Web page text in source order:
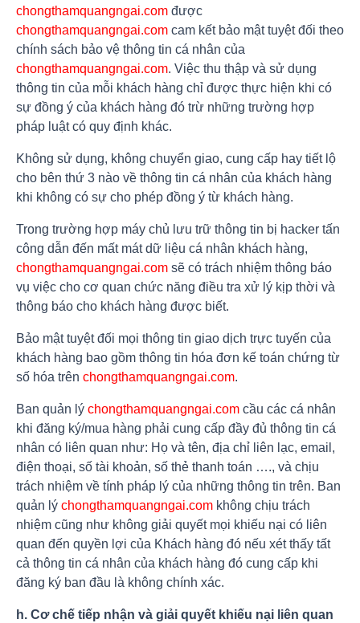
chongthamquangngai.com được
chongthamquangngai.com cam kết bảo mật tuyệt đối theo
chính sách bảo vệ thông tin cá nhân của
chongthamquangngai.com. Việc thu thập và sử dụng
thông tin của mỗi khách hàng chỉ được thực hiện khi có
sự đồng ý của khách hàng đó trừ những trường hợp
pháp luật có quy định khác.
Không sử dụng, không chuyển giao, cung cấp hay tiết lộ
cho bên thứ 3 nào về thông tin cá nhân của khách hàng
khi không có sự cho phép đồng ý từ khách hàng.
Trong trường hợp máy chủ lưu trữ thông tin bị hacker tấn
công dẫn đến mất mát dữ liệu cá nhân khách hàng,
chongthamquangngai.com sẽ có trách nhiệm thông báo
vụ việc cho cơ quan chức năng điều tra xử lý kịp thời và
thông báo cho khách hàng được biết.
Bảo mật tuyệt đối mọi thông tin giao dịch trực tuyến của
khách hàng bao gồm thông tin hóa đơn kế toán chứng từ
số hóa trên chongthamquangngai.com.
Ban quản lý chongthamquangngai.com cầu các cá nhân
khi đăng ký/mua hàng phải cung cấp đầy đủ thông tin cá
nhân có liên quan như: Họ và tên, địa chỉ liên lạc, email,
điện thoại, số tài khoản, số thẻ thanh toán …., và chịu
trách nhiệm về tính pháp lý của những thông tin trên. Ban
quản lý chongthamquangngai.com không chịu trách
nhiệm cũng như không giải quyết mọi khiếu nại có liên
quan đến quyền lợi của Khách hàng đó nếu xét thấy tất
cả thông tin cá nhân của khách hàng đó cung cấp khi
đăng ký ban đầu là không chính xác.
h. Cơ chế tiếp nhận và giải quyết khiếu nại liên quan